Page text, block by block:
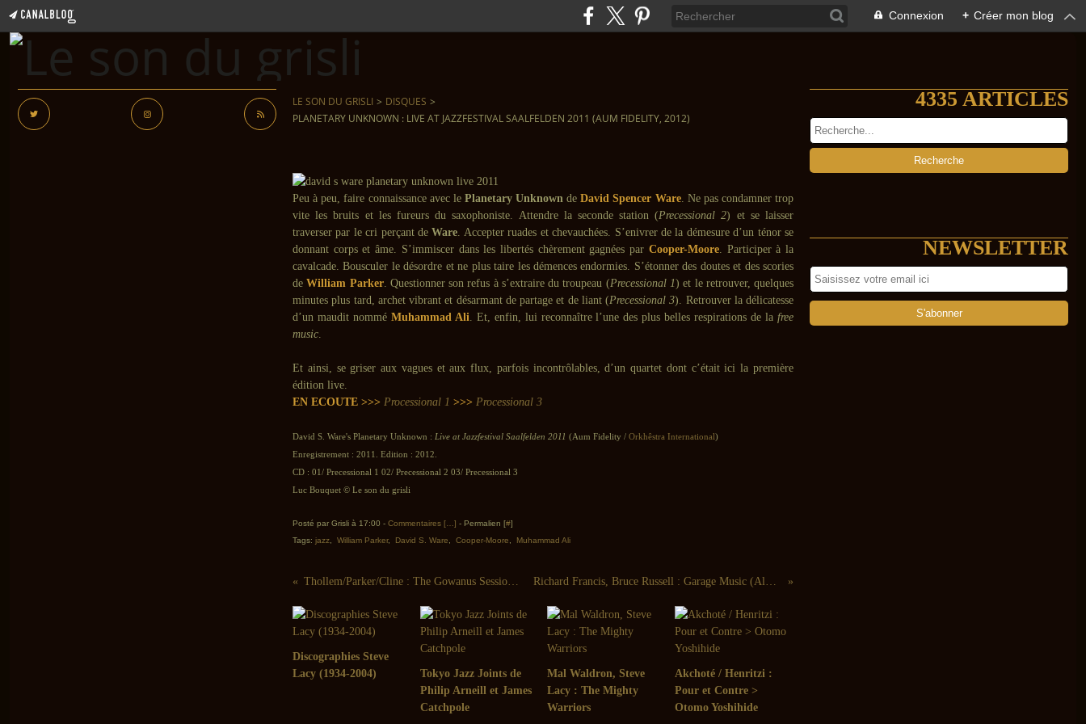
Connexion + Créer mon blog
LE SON DU GRISLI > DISQUES >
PLANETARY UNKNOWN : LIVE AT JAZZFESTIVAL SAALFELDEN 2011 (AUM FIDELITY, 2012)
Peu à peu, faire connaissance avec le Planetary Unknown deDavid Spencer Ware. Ne pas condamner trop
vite les bruits et les fureurs du saxophoniste. Attendre la seconde station (Precessional 2) et se laisser
traverser par le cri perçant deWare. Accepter ruades et chevauchées. S’enivrer de la démesure d’un ténor se
donnant corps et âme. S’immiscer dans les libertés chèrement gagnées par Cooper-Moore. Participer à la
cavalcade. Bousculer le désordre et ne plus taire les démences endormies. S’étonner des doutes et des scories
deWilliam Parker. Questionner son refus à s’extraire du troupeau (Precessional 1) et le retrouver, quelques
minutes plus tard, archet vibrant et désarmant de partage et de liant (Precessional 3). Retrouver la délicatesse
d’un maudit nomméMuhammad Ali. Et, enfin, lui reconnaître l’une des plus belles respirations de la free
music.
Et ainsi, se griser aux vagues et aux flux, parfois incontrôlables, d’un quartet dont c’était ici la première
édition live.
EN ECOUTE >>> Processional 1 >>> Processional 3
David S. Ware's Planetary Unknown : Live at Jazzfestival Saalfelden 2011 (Aum Fidelity / Orkhêstra International)
Enregistrement : 2011. Edition : 2012.
CD : 01/ Precessional 1 02/ Precessional 2 03/ Precessional 3
Luc Bouquet © Le son du grisli
Posté par Grisli à 17:00 - Commentaires [ ] - Permalien [#]
Tags: jazz William Parker, David S. Ware Cooper-Moore Muhammad Ali
Thollem/Parker/Cline : The Gowanus Session (Porter, 2012) Richard Francis, Bruce Russell : Garage Music (Alone at Last, 2012)
Discographies Steve
Lacy (1934-2004)
Tokyo Jazz Joints de
Philip Arneill et James
Catchpole
Mal Waldron, Steve
Lacy : The Mighty
Warriors
Akchoté / Henritzi :
Pour et Contre >
Otomo Yoshihide
4335 ARTICLES
NEWSLETTER